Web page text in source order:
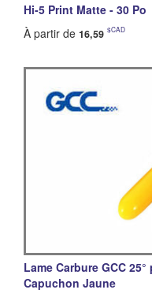
Hi-5 Print Matte - 30 Po
À partir de 16,59 $CAD
Lame Carbure GCC
Capuchon Jaune